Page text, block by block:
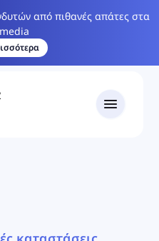
από πιθανές απάτες στα